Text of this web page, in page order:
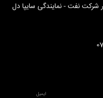
شرکت نفت - نمایندگی سایپا دل